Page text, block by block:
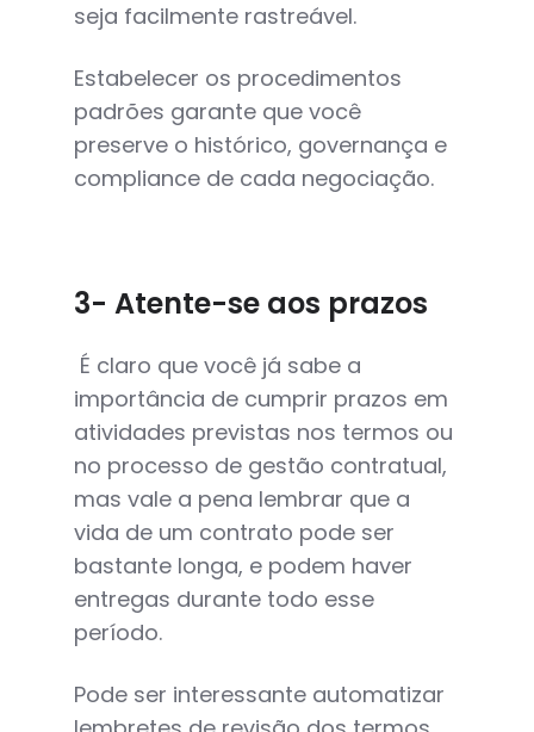
seja facilmente rastreável.
Estabelecer os procedimentos
padrões garante que você
preserve o histórico, governança e
compliance de cada negociação.
3- Atente-se aos prazos
É claro que você já sabe a
importância de cumprir prazos em
atividades previstas nos termos ou
no processo de gestão contratual,
mas vale a pena lembrar que a
vida de um contrato pode ser
bastante longa, e podem haver
entregas durante todo esse
período.
Pode ser interessante automatizar